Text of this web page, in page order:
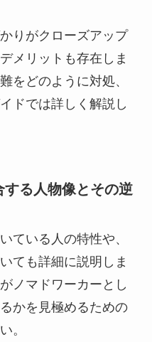
りがクローズアップ
メリットも存在しま
をどのように対処、
ドでは詳しく解説し
る人物像とその逆
ている人の特性や、
ても詳細に説明しま
ノマドワーカーとし
かを見極めるための
。